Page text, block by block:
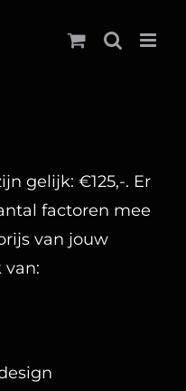
gelijk: €125,-. Er
factoren mee
van jouw